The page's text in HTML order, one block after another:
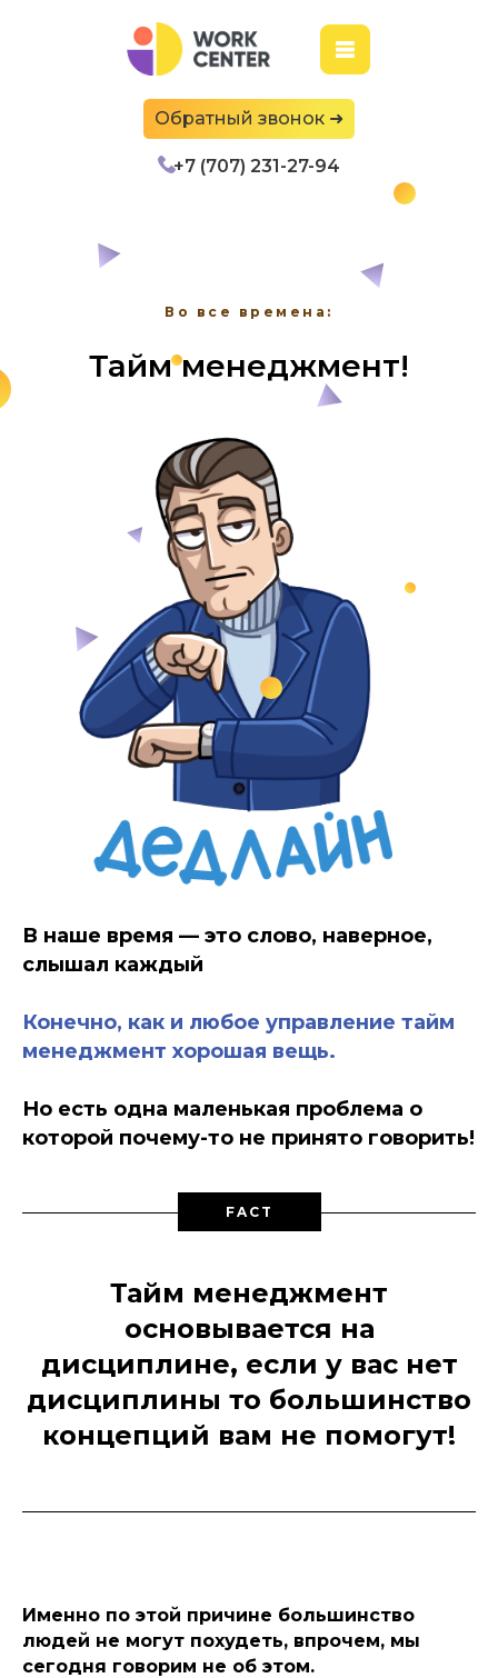
+7 (707) 231-27-94
Обратный звонок ➜
Во все времена:
Тайм менеджмент!
В наше время — это слово, наверное,
слышал каждый
Конечно, как и любое управление тайм
менеджмент хорошая вещь.
Но есть одна маленькая проблема о
которой почему-то не принято говорить!
FACT
Тайм менеджмент
основывается на
дисциплине, если у вас нет
дисциплины то большинство
концепций вам не помогут!
Именно по этой причине большинство
людей не могут похудеть, впрочем, мы
сегодня говорим не об этом.